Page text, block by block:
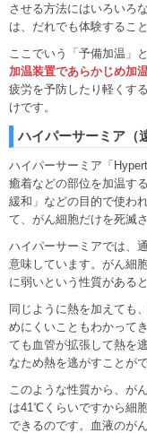
させる方法にはいろいろ
は、だれでも体験すること
ここでいう「予備加温」
加温装置であらかじめ加
疲労を予防したり軽くす
けです。
ハイパーサーミア（
ハイパーサーミア「
癒着などの部位を加温す
緩和」などの目的で使わ
て、がん細胞だけを死滅
ハイパーサーミアでは、
意味しています。がん細
に弱いという性質がある
同じように熱を加えても
めにくいこともわかって
ても血管が拡張して熱を
なため熱を逃がすことが
このような性質から、が
は41℃くらいですから細
できるのです。血液のが